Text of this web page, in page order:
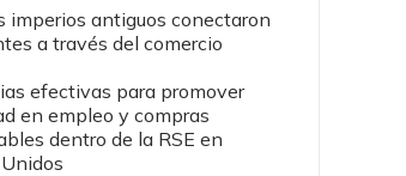
imperios antiguos conectaron
a través del comercio
efectivas para promover
en empleo y compras
dentro de la RSE en